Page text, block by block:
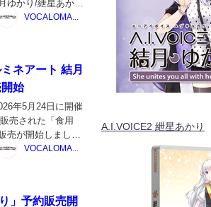
ゆかり/紲星あかり
ました。 声音の
ネアート 結月
始
年5月24日に開催
売された「食用
売が開始しまし
ントへ企業出展致
」予約販売開
A.I.VOICE2 紲星あかり